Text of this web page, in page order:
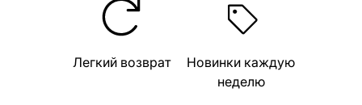
Легкий возврат
Новинки каждую
неделю